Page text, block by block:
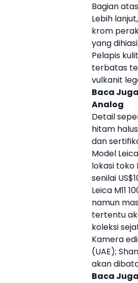
Bagian
Lebih
krom
yang
Pelapis
terbatas
vulkanit
Baca
Analog
Detail
hitam
dan
Model Leica
lokasi toko
senilai
Leica M11
namun
tertentu
koleksi
Kamera
(UAE);
akan
Baca